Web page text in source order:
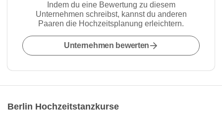
Indem du eine Bewertung zu diesem
Unternehmen schreibst, kannst du anderen
Paaren die Hochzeitsplanung erleichtern.
Unternehmen bewerten
Berlin Hochzeitstanzkurse